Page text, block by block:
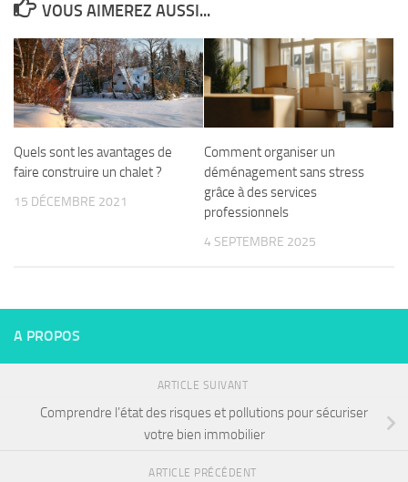
VOUS AIMEREZ AUSSI...
Quels sont les avantages de
faire construire un chalet ?
15 DÉCEMBRE 2021
Comment organiser un
déménagement sans stress
grâce à des services
professionnels
4 SEPTEMBRE 2025
A PROPOS
ARTICLE SUIVANT
Comprendre l’état des risques et pollutions pour sécuriser
votre bien immobilier
ARTICLE PRÉCÉDENT